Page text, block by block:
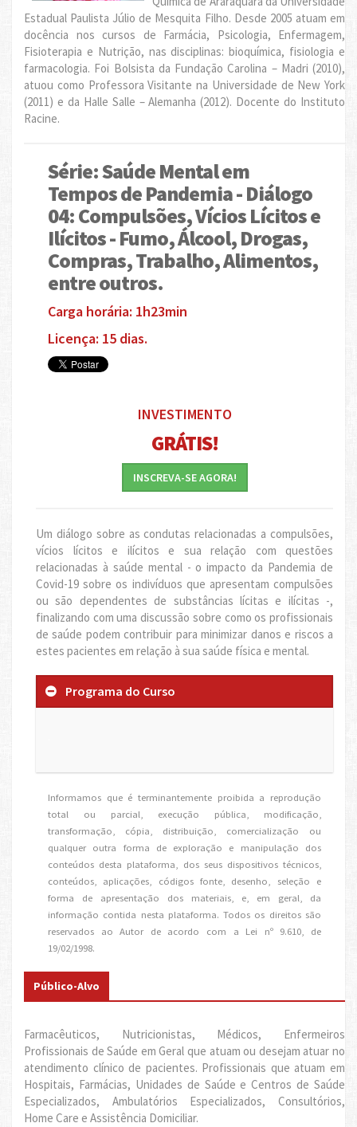
Estadual Paulista Júlio de Mesquita Filho. Desde 2005 atuam em
docência nos cursos de Farmácia, Psicologia, Enfermagem,
Fisioterapia e Nutrição, nas disciplinas: bioquímica, fisiologia e
farmacologia. Foi Bolsista da Fundação Carolina – Madri (2010),
atuou como Professora Visitante na Universidade de New York
(2011) e da Halle Salle – Alemanha (2012). Docente do Instituto
Racine.
Série: Saúde Mental em
Tempos de Pandemia - Diálogo
04: Compulsões, Vícios Lícitos e
Ilícitos - Fumo, Álcool, Drogas,
Compras, Trabalho, Alimentos,
entre outros.
Carga horária: 1h23min
Licença: 15 dias.
INVESTIMENTO
GRÁTIS!
INSCREVA-SE AGORA!
Um diálogo sobre as condutas relacionadas a compulsões,
vícios lícitos e ilícitos e sua relação com questões
relacionadas à saúde mental - o impacto da Pandemia de
Covid-19 sobre os indivíduos que apresentam compulsões
ou são dependentes de substâncias lícitas e ilícitas -,
finalizando com uma discussão sobre como os profissionais
de saúde podem contribuir para minimizar danos e riscos a
estes pacientes em relação à sua saúde física e mental.
Programa do Curso
Informamos que é terminantemente proibida a reprodução
total ou parcial, execução pública, modificação,
transformação, cópia, distribuição, comercialização ou
qualquer outra forma de exploração e manipulação dos
conteúdos desta plataforma, dos seus dispositivos técnicos,
conteúdos, aplicações, códigos fonte, desenho, seleção e
forma de apresentação dos materiais, e, em geral, da
informação contida nesta plataforma. Todos os direitos são
reservados ao Autor de acordo com a Lei nº 9.610, de
19/02/1998.
Público-Alvo
Farmacêuticos, Nutricionistas, Médicos, Enfermeiros
Profissionais de Saúde em Geral que atuam ou desejam atuar no
atendimento clínico de pacientes. Profissionais que atuam em
Hospitais, Farmácias, Unidades de Saúde e Centros de Saúde
Especializados, Ambulatórios Especializados, Consultórios,
Home Care e Assistência Domiciliar.